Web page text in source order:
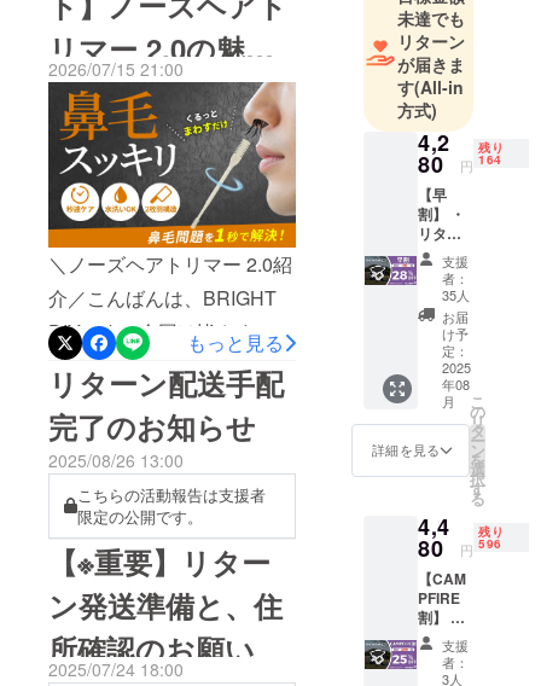
る。ワンタッチで簡単録画
【スマートカメラグラス】
プロジェクト概要キャン
ペーン期間 2026年8月9日
～2026年9月30日プラット
フォーム CAMPFIREキャ
ンペーンURL https://camp-
fire.jp/projects/962439/view※
プロジェクト公開後から閲
覧可能になります。 2026年
8月9日 8時からプロジェク
ト公開となります。数に限
りがございますので、早い
者勝ちです！！！ 1点のリ
ターンの場合、先着25名様
のみ27％OFFとなります！
やすく、衣類をコンパクト
に収納してスペースを有効
活用できます」プロジェク
トを紹介させて頂きます。
プレビューページをお気に
入り登録して公開をお待ち
ください！ 【衣類の圧縮収
納が一瞬で】ワンプッシュ
で強力吸引！ポンプ内蔵の
次世代圧縮バッグ最大割引
は41%OFF！高割引率は数
量限定です！ここだけの限
定割引を見逃さないよう、
ぜひお気に入り登録して公
開をお待ちください！お気
に入り登録することで公開
されたらメールでお知らせ
いたします！プレビュー
ページはこちら &gt;&gt;&gt;
https://camp-
リマー 2.0の魅力
をご紹介！【お気
に入り登録をお忘
れなく！】
2026/07/15 21:00
＼ノーズヘアトリマー 2.0紹
介／こんばんは、BRIGHT
DIYです。今回は皆さまに
「鏡いらずでサッとケア。
360°ツインブレードが鼻毛
をしっかり捉え、抜かずに
やさしく整えます。電池不
要で鼻毛・眉毛・産毛まで
対応」プロジェクトを紹介
させて頂きます。プレ
ビューページをお気に入り
登録して公開をお待ちくだ
さい！ くるっとまわすだけ
もっと見る
リターン配送手配
完了のお知らせ
2025/08/26 13:00
こちらの活動報告は支援者
限定の公開です。
【※重要】リター
ン発送準備と、住
所確認のお願い
2025/07/24 18:00
を立ち上げ
ました。
最新のテク
ノロジー
で、皆さん
の生活をよ
り豊かに、
快適にする
ことが弊社
の理念で
す。
どうぞよろ
しくお願い
致します！
未達でも
リターン
が届きま
す(All-in
方式)
4,2
80 円
残り
164
【早
割】 ・
リター
ン内
容：ク
イック
チェア
×１セッ
ト ・一
般販売
予定価
格：
5,980円
サイ
ズ：
28.5*26
m（展
開
時）、
29.5*10
.5*4.5c
m（収
納時）
重量：
約300g
支援
者：
35人
お届
け予
定：
2025
年08
月
詳細を見る
こ
の
リ
タ
ー
ン
を
選
択
す
る
4,4
80 円
残り
596
【CAM
PFIRE
割】 ・
リター
ン内
容：ク
支援
者：
3人